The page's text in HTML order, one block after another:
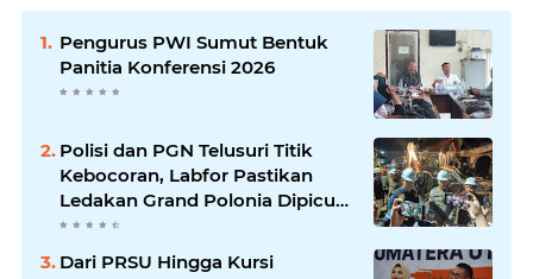
Pengurus PWI Sumut Bentuk
Panitia Konferensi 2026
Polisi dan PGN Telusuri Titik
Kebocoran, Labfor Pastikan
Ledakan Grand Polonia Dipicu
Akumulasi Gas
Dari PRSU Hingga Kursi